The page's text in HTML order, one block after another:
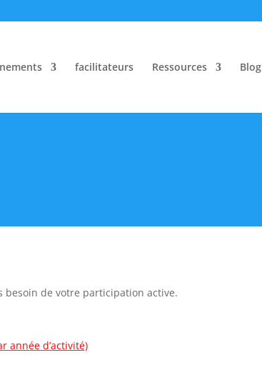
facilitateurs Ressources Blog
besoin de votre participation active.
année d’activité)